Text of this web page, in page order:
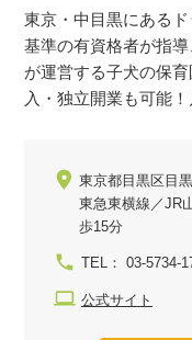
東京・中目黒にある
基準の有資格者が指
が運営する子犬の保
入・独立開業も可能
東京都目黒区目
東急東横線／
歩15分
TEL： 03-5734-
公式サイト